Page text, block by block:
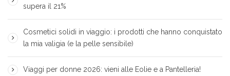
supera il 21%
Cosmetici solidi in viaggio: i prodotti che hanno conquistato
la mia valigia (e la pelle sensibile)
Viaggi per donne 2026: vieni alle Eolie e a Pantelleria!